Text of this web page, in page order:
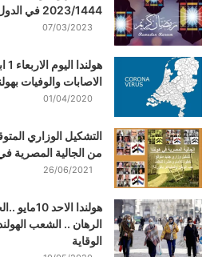
2023/1444 في الدول العربية والإسلامية والعالم؟
07/03/2023
الاصابات والوفيات
01/04/2020
التشكيل الوزاري
من الجالية المصرية
26/06/2021
هولندا
الرهان .. الشعب
الوقاية